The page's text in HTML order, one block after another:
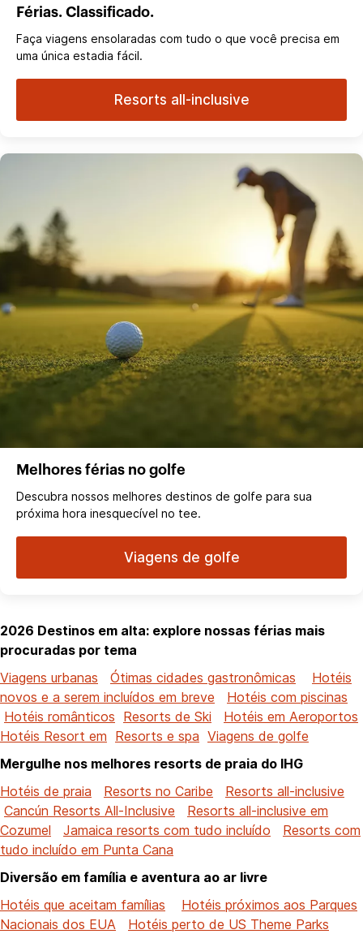
Férias. Classificado.
Faça viagens ensolaradas com tudo o que você precisa em
uma única estadia fácil.
Resorts all-inclusive
Melhores férias no golfe
Descubra nossos melhores destinos de golfe para sua
próxima hora inesquecível no tee.
Viagens de golfe
2026 Destinos em alta: explore nossas férias mais
procuradas por tema
Viagens urbanas
Ótimas cidades gastronômicas
Hotéis
novos e a serem incluídos em breve
Hotéis com piscinas
Hotéis românticos Resorts de Ski
Hotéis em Aeroportos
Hotéis Resort em Resorts e spa Viagens de golfe
Mergulhe nos melhores resorts de praia do IHG
Hotéis de praia
Resorts no Caribe
Resorts all-inclusive
Cancún Resorts All-Inclusive
Resorts all-inclusive em
Cozumel
Jamaica resorts com tudo incluído
Resorts com
tudo incluído em Punta Cana
Diversão em família e aventura ao ar livre
Hotéis que aceitam famílias
Hotéis próximos aos Parques
Nacionais dos EUA
Hotéis perto de US Theme Parks